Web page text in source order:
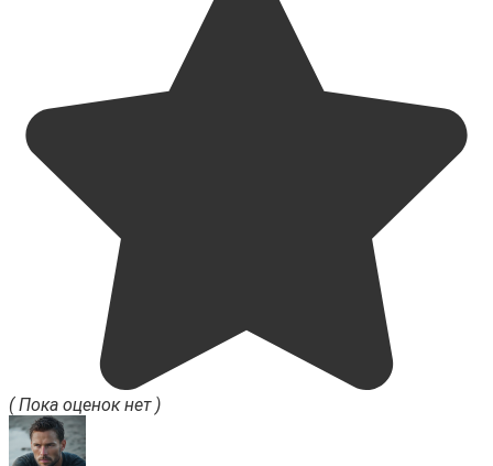
( Пока оценок нет )